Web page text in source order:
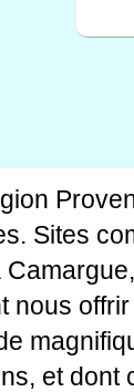
Sites
nous
et